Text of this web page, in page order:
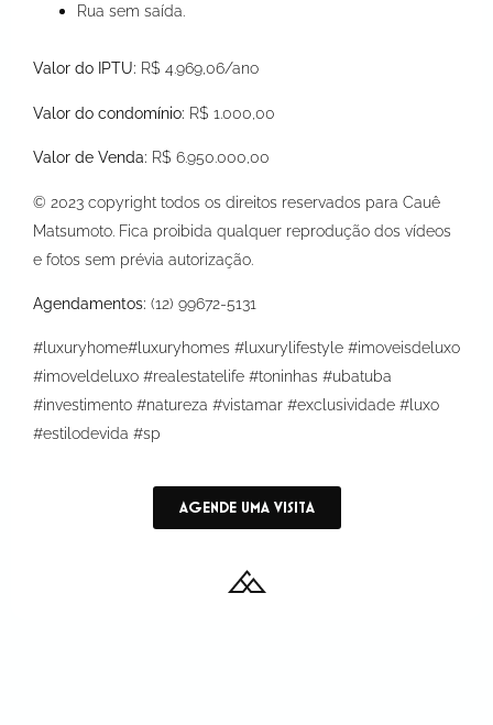
Rua sem saída.
Valor do IPTU: R$ 4.969,06/ano
Valor do condomínio: R$ 1.000,00
Valor de Venda: R$ 6.950.000,00
© 2023 copyright todos os direitos reservados para Cauê
Matsumoto. Fica proibida qualquer reprodução dos vídeos
e fotos sem prévia autorização.
Agendamentos: (12) 99672-5131
#luxuryhome#luxuryhomes #luxurylifestyle #imoveisdeluxo
#imoveldeluxo #realestatelife #toninhas #ubatuba
#investimento #natureza #vistamar #exclusividade #luxo
#estilodevida #sp
AGENDE UMA VISITA